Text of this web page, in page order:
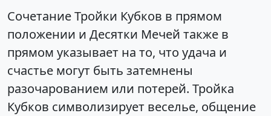
Сочетание Тройки Кубков в прямом
положении и Десятки Мечей также в
прямом указывает на то, что удача и
счастье могут быть затемнены
разочарованием или потерей. Тройка
Кубков символизирует веселье, общение